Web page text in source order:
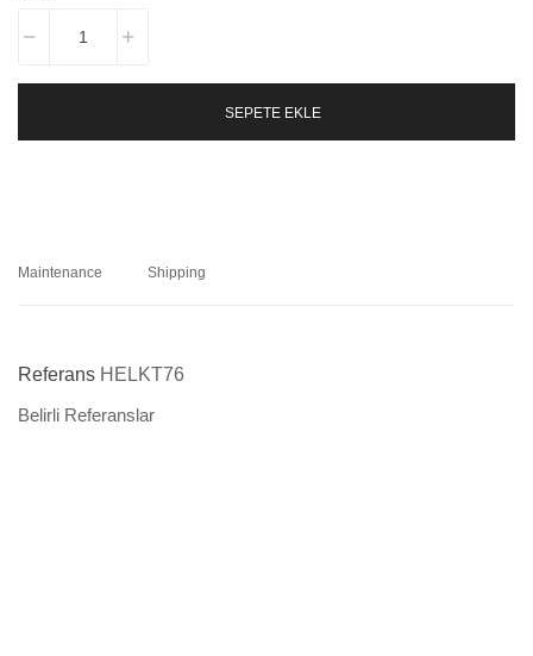
SEPETE EKLE
Maintenance Shipping
Referans HELKT76
Belirli Referanslar